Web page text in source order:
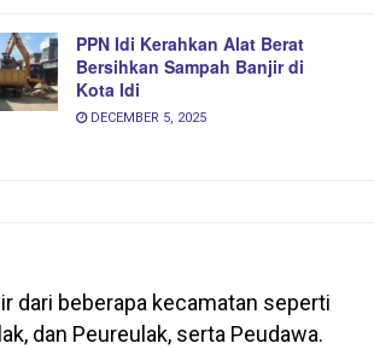
PPN Idi Kerahkan Alat Berat
Bersihkan Sampah Banjir di
Kota Idi
DECEMBER 5, 2025
dari beberapa kecamatan seperti
dan Peureulak, serta Peudawa.